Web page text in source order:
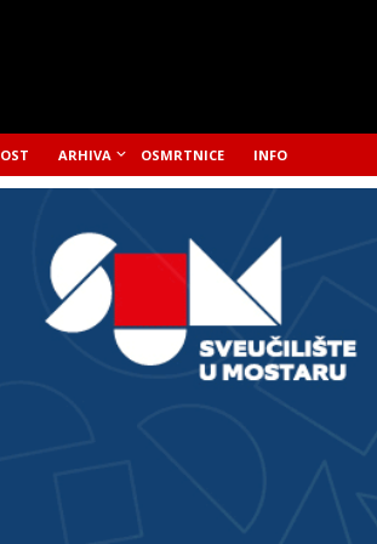
ARHIVA OSMRTNICE INFO